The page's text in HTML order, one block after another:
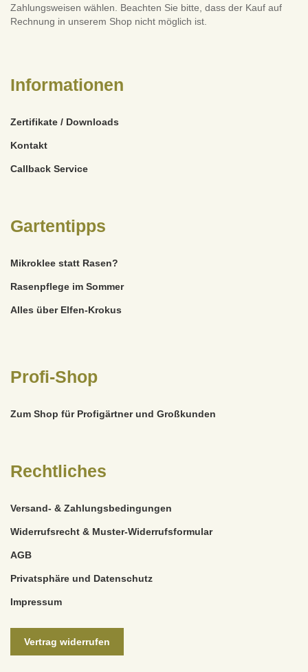
Zahlungsweisen wählen. Beachten Sie bitte, dass der Kauf auf
Rechnung in unserem Shop nicht möglich ist.
Informationen
Zertifikate / Downloads
Kontakt
Callback Service
Gartentipps
Mikroklee statt Rasen?
Rasenpflege im Sommer
Alles über Elfen-Krokus
Profi-Shop
Zum Shop für Profigärtner und Großkunden
Rechtliches
Versand- & Zahlungsbedingungen
Widerrufsrecht & Muster-Widerrufsformular
AGB
Privatsphäre und Datenschutz
Impressum
Vertrag widerrufen